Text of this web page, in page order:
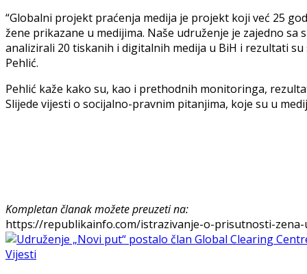
“Globalni projekt praćenja medija je projekt koji već 25
žene prikazane u medijima. Naše udruženje je zajedno
analizirali 20 tiskanih i digitalnih medija u BiH i rezultati
Pehlić.
Pehlić kaže kako su, kao i prethodnih monitoringa,
Slijede vijesti o socijalno-pravnim pitanjima, koje su u
Kompletan članak možete preuzeti na:
https://republikainfo.com/istrazivanje-o-prisutnosti-
Vijesti